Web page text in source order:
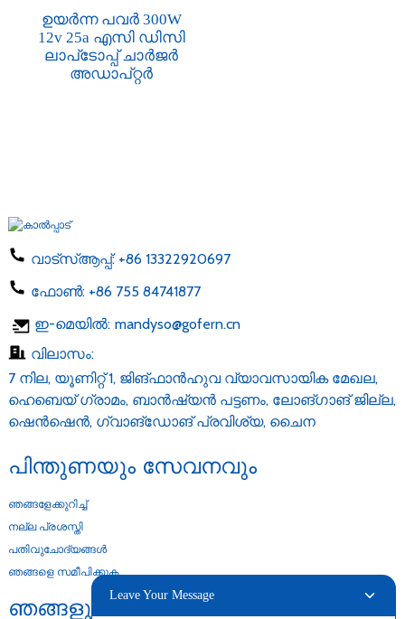
ഉയർന്ന പവർ 300W
12v 25a എസി ഡിസി
ലാപ്‌ടോപ്പ് ചാർജർ
അഡാപ്റ്റർ
വാട്സ്ആപ്പ്: +86 13322920697
ഫോൺ: +86 755 84741877
ഇ-മെയിൽ: mandyso@gofern.cn
വിലാസം:
7 നില, യൂണിറ്റ് 1, ജിങ്‌ഫാൻ‌ഹുവ വ്യാവസായിക മേഖല,
ഹെബെയ് ഗ്രാമം, ബാൻ‌ഷ്യൻ പട്ടണം, ലോങ്‌ഗാങ് ജില്ല,
ഷെൻ‌ഷെൻ, ഗ്വാങ്‌ഡോങ് പ്രവിശ്യ, ചൈന
പിന്തുണയും സേവനവും
ഞങ്ങളേക്കുറിച്ച്
നല്ല പ്രശസ്തി
പതിവുചോദ്യങ്ങൾ
ഞങ്ങളെ സമീപിക്കുക
ഞങ്ങളുടെ ഉല്പന്നങ്ങൾ
Leave Your Message